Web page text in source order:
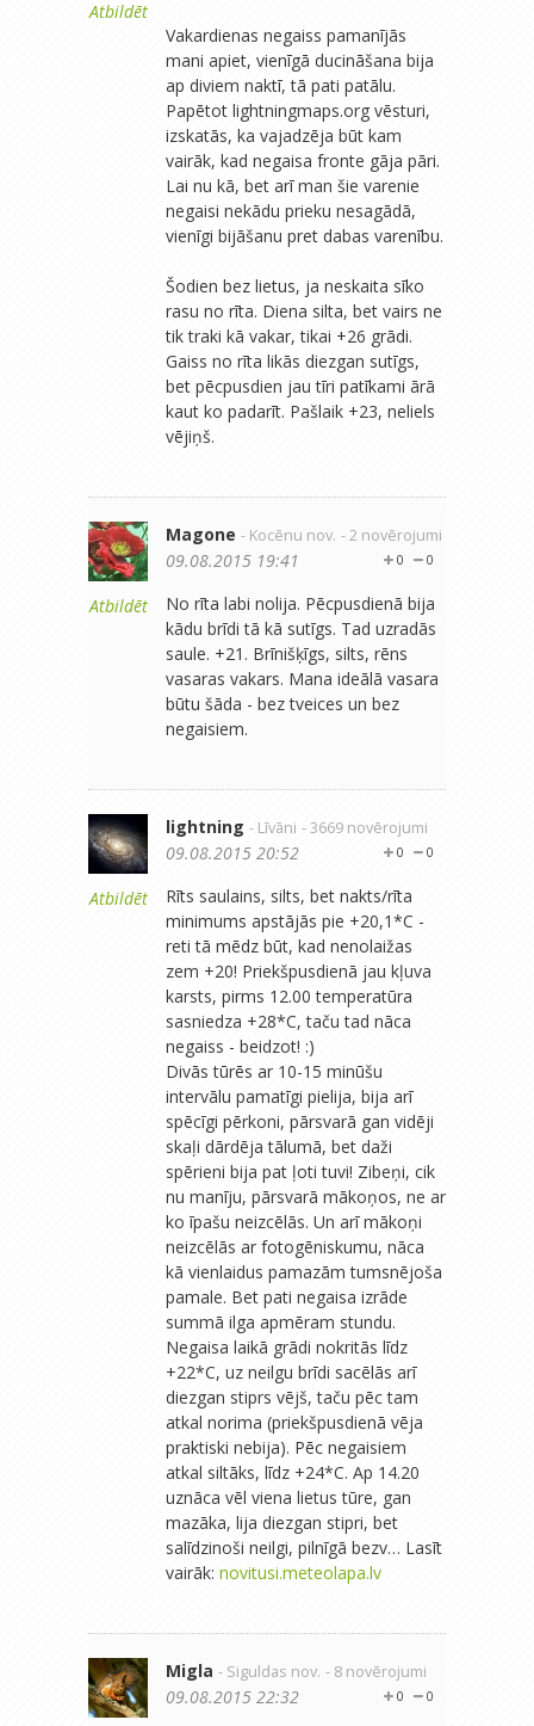
Atbildēt
Vakardienas negaiss pamanījās
mani apiet, vienīgā ducināšana bija
ap diviem naktī, tā pati patālu.
Papētot lightningmaps.org vēsturi,
izskatās, ka vajadzēja būt kam
vairāk, kad negaisa fronte gāja pāri.
Lai nu kā, bet arī man šie varenie
negaisi nekādu prieku nesagādā,
vienīgi bijāšanu pret dabas varenību.
Šodien bez lietus, ja neskaita sīko
rasu no rīta. Diena silta, bet vairs ne
tik traki kā vakar, tikai +26 grādi.
Gaiss no rīta likās diezgan sutīgs,
bet pēcpusdien jau tīri patīkami ārā
kaut ko padarīt. Pašlaik +23, neliels
vējiņš.
Atbildēt
Magone - Kocēnu nov. - 2 novērojumi
0
0
09.08.2015 19:41
No rīta labi nolija. Pēcpusdienā bija
kādu brīdi tā kā sutīgs. Tad uzradās
saule. +21. Brīnišķīgs, silts, rēns
vasaras vakars. Mana ideālā vasara
būtu šāda - bez tveices un bez
negaisiem.
Atbildēt
lightning - Līvāni - 3669 novērojumi
0
0
09.08.2015 20:52
Rīts saulains, silts, bet nakts/rīta
minimums apstājās pie +20,1*C -
reti tā mēdz būt, kad nenolaižas
zem +20! Priekšpusdienā jau kļuva
karsts, pirms 12.00 temperatūra
sasniedza +28*C, taču tad nāca
negaiss - beidzot! :)
Divās tūrēs ar 10-15 minūšu
intervālu pamatīgi pielija, bija arī
spēcīgi pērkoni, pārsvarā gan vidēji
skaļi dārdēja tālumā, bet daži
spērieni bija pat ļoti tuvi! Zibeņi, cik
nu manīju, pārsvarā mākoņos, ne ar
ko īpašu neizcēlās. Un arī mākoņi
neizcēlās ar fotogēniskumu, nāca
kā vienlaidus pamazām tumsnējoša
pamale. Bet pati negaisa izrāde
summā ilga apmēram stundu.
Negaisa laikā grādi nokritās līdz
+22*C, uz neilgu brīdi sacēlās arī
diezgan stiprs vējš, taču pēc tam
atkal norima (priekšpusdienā vēja
praktiski nebija). Pēc negaisiem
atkal siltāks, līdz +24*C. Ap 14.20
uznāca vēl viena lietus tūre, gan
mazāka, lija diezgan stipri, bet
salīdzinoši neilgi, pilnīgā bezv… Lasīt
vairāk: novitusi.meteolapa.lv
Migla - Siguldas nov. - 8 novērojumi
0
0
09.08.2015 22:32